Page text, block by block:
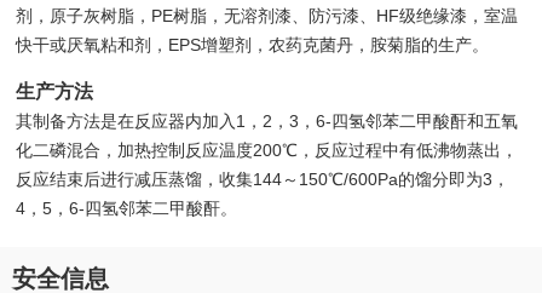
剂，原子灰树脂，PE树脂，无溶剂漆、防污漆、HF级绝缘漆，室温
快干或厌氧粘和剂，EPS增塑剂，农药克菌丹，胺菊脂的生产。
生产方法
其制备方法是在反应器内加入1，2，3，6-四氢邻苯二甲酸酐和五氧
化二磷混合，加热控制反应温度200℃，反应过程中有低沸物蒸出，
反应结束后进行减压蒸馏，收集144～150℃/600Pa的馏分即为3，
4，5，6-四氢邻苯二甲酸酐。
安全信息